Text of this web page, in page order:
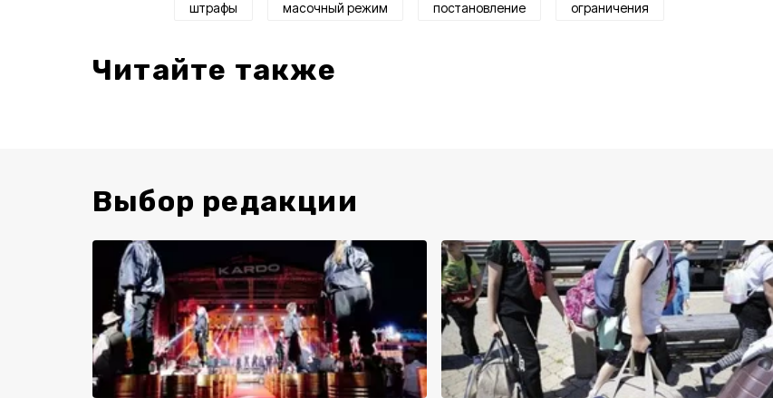
штрафы масочный режим постановление ограничения
Читайте также
Выбор редакции